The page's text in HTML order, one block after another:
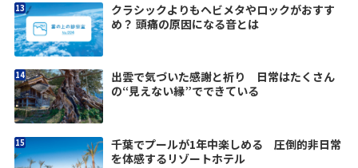
クラシックよりもヘビメタやロックがおすす
め？ 頭痛の原因になる音とは
出雲で気づいた感謝と祈り 日常はたくさん
の“見えない縁”でできている
千葉でプールが1年中楽しめる 圧倒的非日常
を体感するリゾートホテル